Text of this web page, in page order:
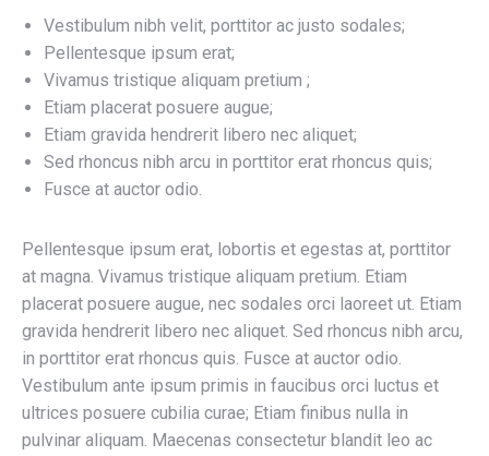
Vestibulum nibh velit, porttitor ac justo sodales;
Pellentesque ipsum erat;
Vivamus tristique aliquam pretium ;
Etiam placerat posuere augue;
Etiam gravida hendrerit libero nec aliquet;
Sed rhoncus nibh arcu in porttitor erat rhoncus quis;
Fusce at auctor odio.
Pellentesque ipsum erat, lobortis et egestas at, porttitor
at magna. Vivamus tristique aliquam pretium. Etiam
placerat posuere augue, nec sodales orci laoreet ut. Etiam
gravida hendrerit libero nec aliquet. Sed rhoncus nibh arcu,
in porttitor erat rhoncus quis. Fusce at auctor odio.
Vestibulum ante ipsum primis in faucibus orci luctus et
ultrices posuere cubilia curae; Etiam finibus nulla in
pulvinar aliquam. Maecenas consectetur blandit leo ac